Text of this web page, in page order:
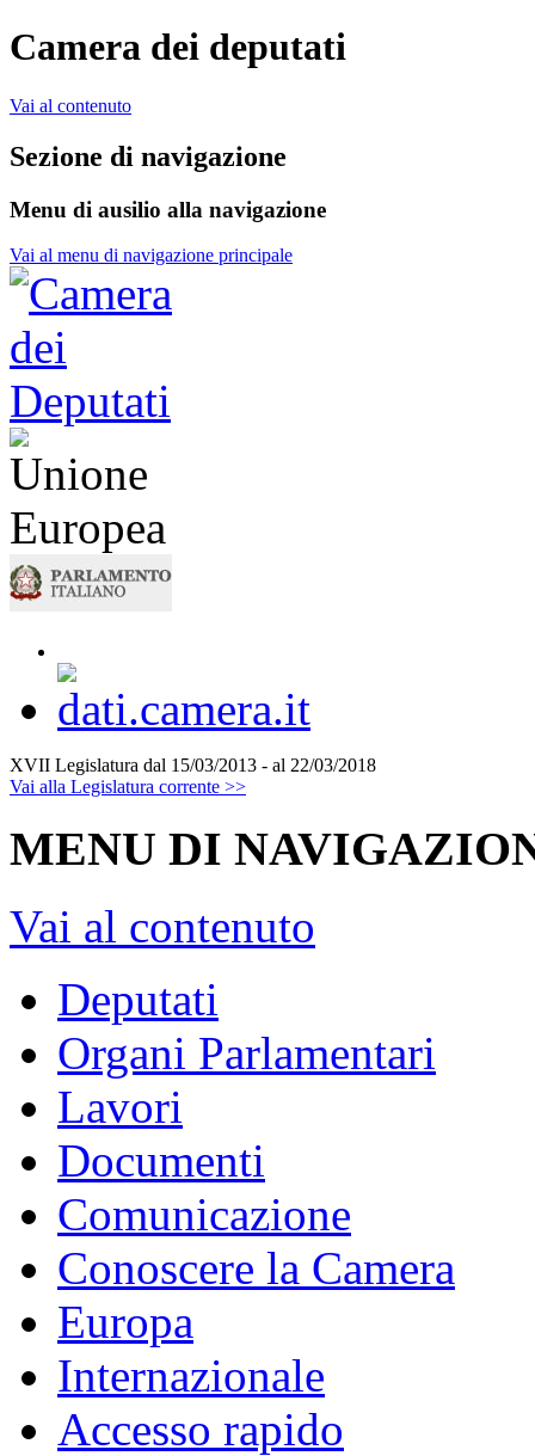
Camera dei deputati
Vai al contenuto
Sezione di navigazione
Menu di ausilio alla navigazione
Vai al menu di navigazione principale
XVII Legislatura dal 15/03/2013 - al 22/03/2018
Vai alla Legislatura corrente >>
MENU DI
Vai al contenuto
Deputati
Organi Parlamentari
Lavori
Documenti
Comunicazione
Conoscere la Camera
Europa
Internazionale
Accesso rapido